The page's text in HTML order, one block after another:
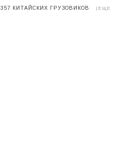
357 КИТАЙСКИХ ГРУЗОВИКОВ (ЕЩЕ